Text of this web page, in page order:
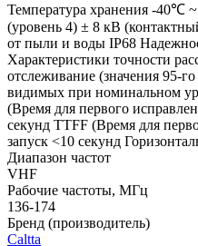
Температура хранения -40℃
(уровень 4) ± 8 кВ
от пыли и воды IP68
Характеристики точности
отслеживание (значения 95-
видимых при номинальном
(Время для первого
секунд TTFF (Время для
запуск <10 секунд
Диапазон частот
VHF
Рабочие частоты, МГц
136-174
Бренд (производитель)
Caltta